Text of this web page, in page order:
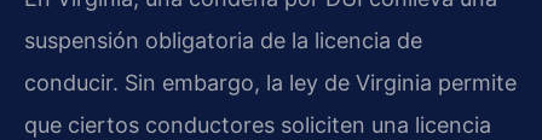
suspensión obligatoria de la licencia de
conducir. Sin embargo, la ley de Virginia permite
que ciertos conductores soliciten una licencia